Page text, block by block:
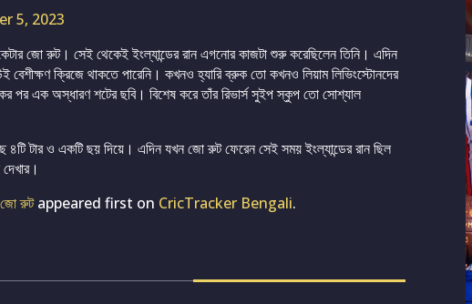
5, 2023
জো রুট। সেই থেকেই ইংল্যান্ডের রান এগনোর কাজটা শুরু করেছিলেন তিনি। এদিন
ক্রিজে থাকতে পারেনি। কখনও হ্যারি ব্রুক তো কখনও লিয়াম লিভিংস্টোনদের
পর এক অস্ধারণ শটের ছবি। বিশেষ করে তাঁর রিভার্স সুইপ স্কুপ তো সোশ্যাল
৪টি টার ও একটি ছয় দিয়ে। এদিন যখন জো রুট ফেরেন সেই সময় ইংল্যান্ডের রান ছিল
জো রুটappeared first on CricTracker Bengali.